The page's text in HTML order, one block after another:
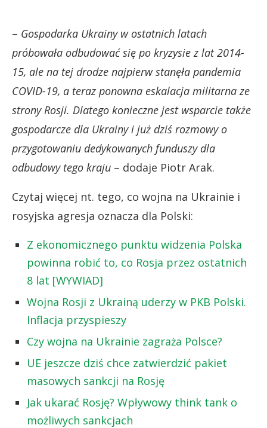
– Gospodarka Ukrainy w ostatnich latach
próbowała odbudować się po kryzysie z lat 2014-
15, ale na tej drodze najpierw stanęła pandemia
COVID-19, a teraz ponowna eskalacja militarna ze
strony Rosji. Dlatego konieczne jest wsparcie także
gospodarcze dla Ukrainy i już dziś rozmowy o
przygotowaniu dedykowanych funduszy dla
odbudowy tego kraju – dodaje Piotr Arak.
Czytaj więcej nt. tego, co wojna na Ukrainie i
rosyjska agresja oznacza dla Polski:
Z ekonomicznego punktu widzenia Polska
powinna robić to, co Rosja przez ostatnich
8 lat [WYWIAD]
Wojna Rosji z Ukrainą uderzy w PKB Polski.
Inflacja przyspieszy
Czy wojna na Ukrainie zagraża Polsce?
UE jeszcze dziś chce zatwierdzić pakiet
masowych sankcji na Rosję
Jak ukarać Rosję? Wpływowy think tank o
możliwych sankcjach